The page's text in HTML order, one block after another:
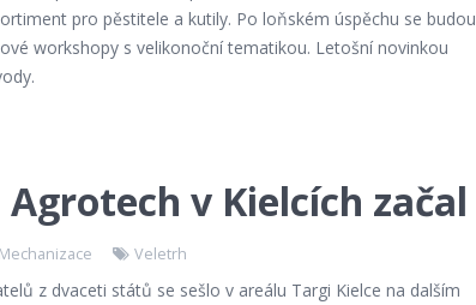
pro pěstitele a kutily. Po loňském úspěchu se budou
workshopy s velikonoční tematikou. Letošní novinkou
v Kielcích začal
Mechanizace Veletrh
z dvaceti států se sešlo v areálu Targi Kielce na dalším